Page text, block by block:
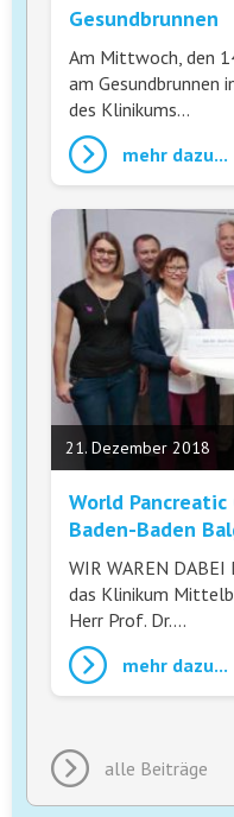
Gesundbrunnen
Am Mittwoch, den
am Gesundbrunnen
des Klinikums…
mehr dazu...
21. Dezember 2018
World
Baden-Baden
WIR WAREN
das Klinikum
Herr Prof. Dr.…
mehr dazu...
alle Beiträge